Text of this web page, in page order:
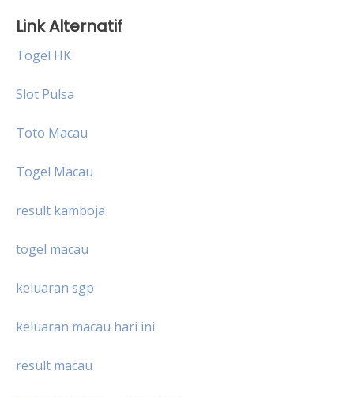
Link Alternatif
Togel HK
Slot Pulsa
Toto Macau
Togel Macau
result kamboja
togel macau
keluaran sgp
keluaran macau hari ini
result macau